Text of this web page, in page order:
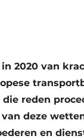
2020 van
reden
deze
en